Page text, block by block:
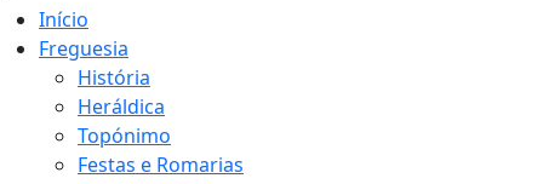
Início
Freguesia
História
Heráldica
Topónimo
Festas e Romarias